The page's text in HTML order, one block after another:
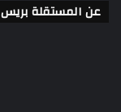
عن المستقلة بريس